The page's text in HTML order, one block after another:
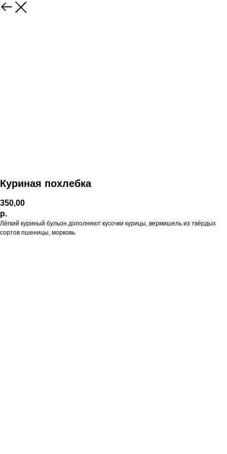
Куриная похлебка
350,00
р.
Лёгкий куриный бульон дополняют кусочки курицы, вермишель из твёрдых
сортов пшеницы, морковь